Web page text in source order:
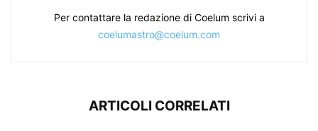
Per contattare la redazione di Coelum scrivi a
coelumastro@coelum.com
ARTICOLI CORRELATI